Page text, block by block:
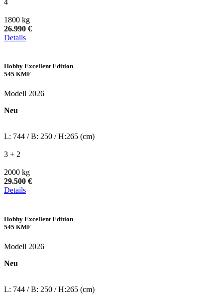
4
1800 kg
26.990 €
Details
Hobby Excellent Edition
545 KMF
Modell 2026
Neu
L: 744 / B: 250 / H:265 (cm)
3 + 2
2000 kg
29.500 €
Details
Hobby Excellent Edition
545 KMF
Modell 2026
Neu
L: 744 / B: 250 / H:265 (cm)